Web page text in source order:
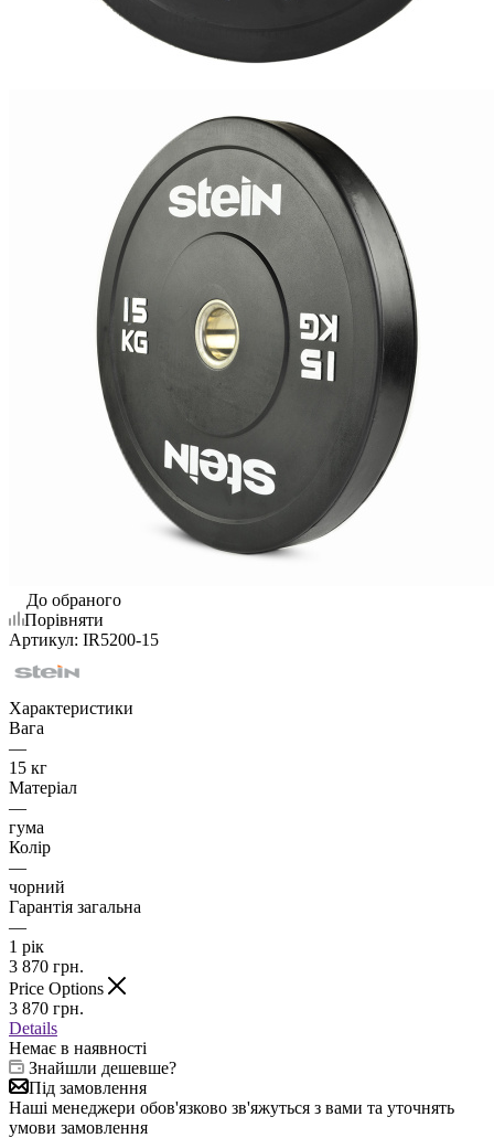
До обраного
Порівняти
Артикул: IR5200-15
Характеристики
Вага
—
15 кг
Матеріал
—
гума
Колір
—
чорний
Гарантія загальна
—
1 рік
3 870 грн.
Price Options
3 870 грн.
Details
Немає в наявності
Знайшли дешевше?
Під замовлення
Наші менеджери обов'язково зв'яжуться з вами та уточнять
умови замовлення